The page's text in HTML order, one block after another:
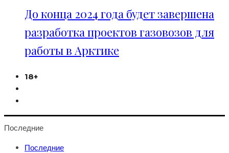
До конца 2024 года будет завершена
разработка проектов газовозов для
работы в Арктике
18+
Последние
Последние